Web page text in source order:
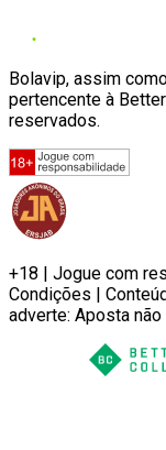
Bolavip, assim
pertencente à
reservados.
+18 | Jogue com
Condições |
adverte: Aposta